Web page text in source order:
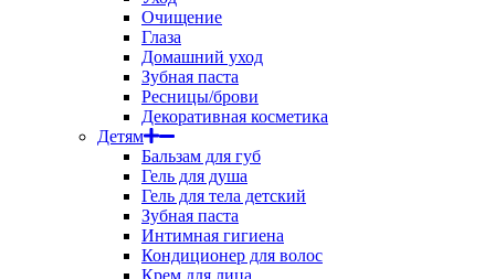
Очищение
Глаза
Домашний уход
Зубная паста
Ресницы/брови
Декоративная косметика
Детям
Бальзам для губ
Гель для душа
Гель для тела детский
Зубная паста
Интимная гигиена
Кондиционер для волос
Крем для лица